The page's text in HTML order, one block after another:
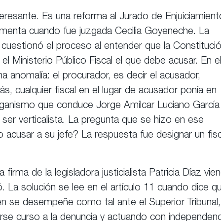
Es una reforma al Jurado de
cuando fue juzgada Cecilia Goyeneche. La
el proceso al entender que la
Ministerio Público Fiscal el que debe acusar. En el
anomalía: el procurador, es decir el acusador,
cualquier fiscal en el lugar de acusador ponía en
que conduce Jorge Amilcar Luciano García
verticalista. La pregunta que se hizo en ese
a su jefe? La respuesta fue designar un
de la legisladora justicialista Patricia Díaz
La solución se lee en el artículo 11 cuando dice
se desempeñe como tal ante el Superior Tribunal,
curso a la denuncia y actuando con